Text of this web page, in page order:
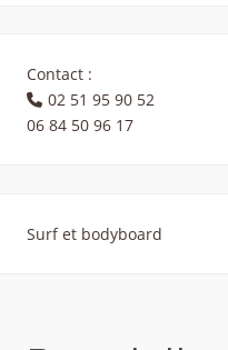
Contact :
02 51 95 90 52
06 84 50 96 17
Surf et bodyboard